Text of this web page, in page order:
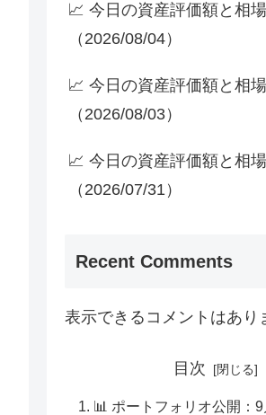
📈 今日の資産評価額と相
（2026/08/04）
📈 今日の資産評価額と相
（2026/08/03）
📈 今日の資産評価額と相
（2026/07/31）
Recent Comments
表示できるコメントはあり
目次
📊 ポートフォリオ公開：